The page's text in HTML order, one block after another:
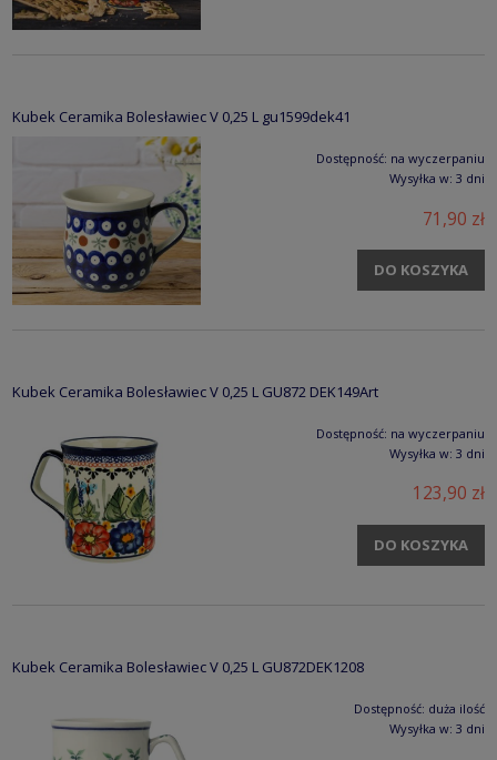
Kubek Ceramika Bolesławiec V 0,25 L gu1599dek41
Dostępność: na wyczerpaniu
Wysyłka w: 3 dni
71,90 zł
DO KOSZYKA
Kubek Ceramika Bolesławiec V 0,25 L GU872 DEK149Art
Dostępność: na wyczerpaniu
Wysyłka w: 3 dni
123,90 zł
DO KOSZYKA
Kubek Ceramika Bolesławiec V 0,25 L GU872DEK1208
Dostępność: duża ilość
Wysyłka w: 3 dni